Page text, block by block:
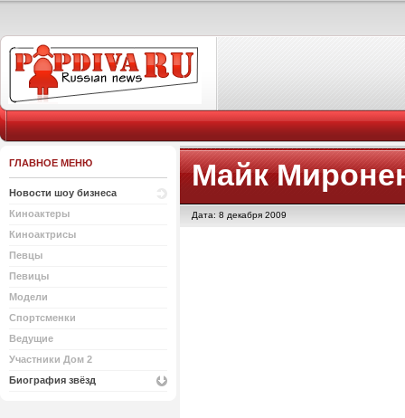
ГЛАВНОЕ МЕНЮ
Новости шоу бизнеса
Киноактеры
Киноактрисы
Певцы
Певицы
Модели
Спортсменки
Ведущие
Участники Дом 2
Биография звёзд
Майк
Дата: 8 декабря 2009